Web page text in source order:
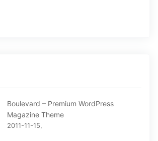
Boulevard – Premium WordPress
Magazine Theme
2011-11-15,